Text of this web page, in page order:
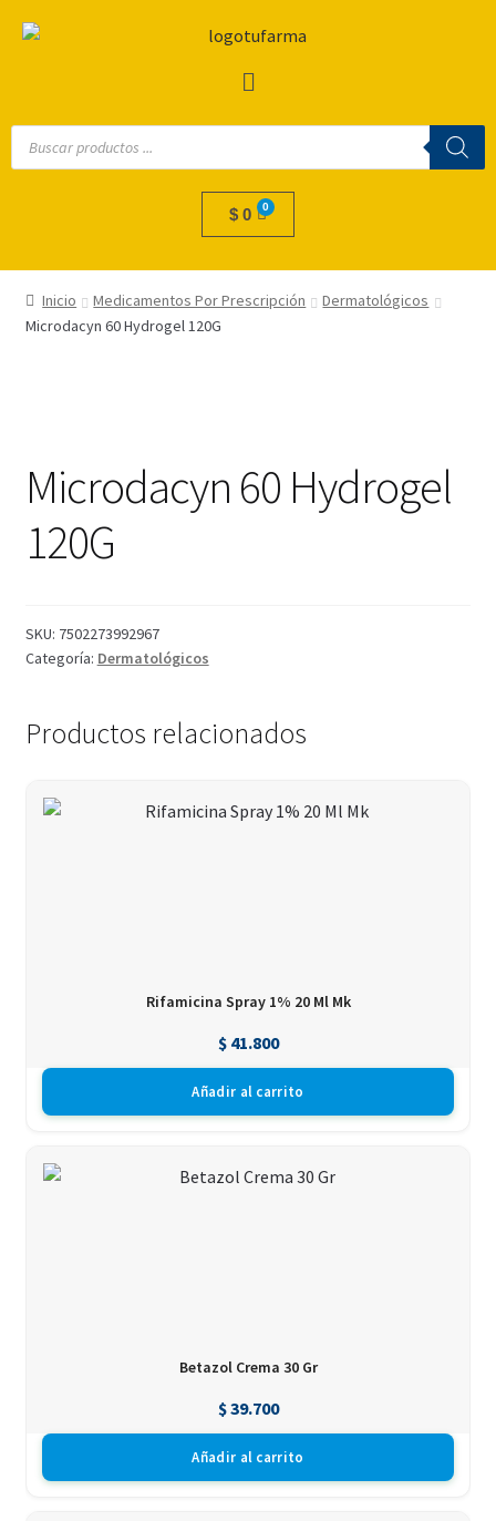
$ 0
Inicio Medicamentos Por Prescripción
Dermatológicos
Microdacyn 60 Hydrogel 120G
Microdacyn 60 Hydrogel
120G
SKU: 7502273992967
Categoría: Dermatológicos
Productos relacionados
Rifamicina Spray 1% 20 Ml Mk
$41.800
Añadir al carrito
Betazol Crema 30 Gr
$39.700
Añadir al carrito